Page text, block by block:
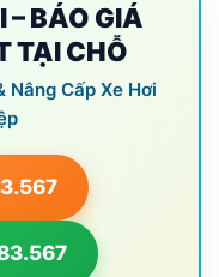
– BÁO GIÁ
TẠI CHỖ
Nâng Cấp Xe Hơi